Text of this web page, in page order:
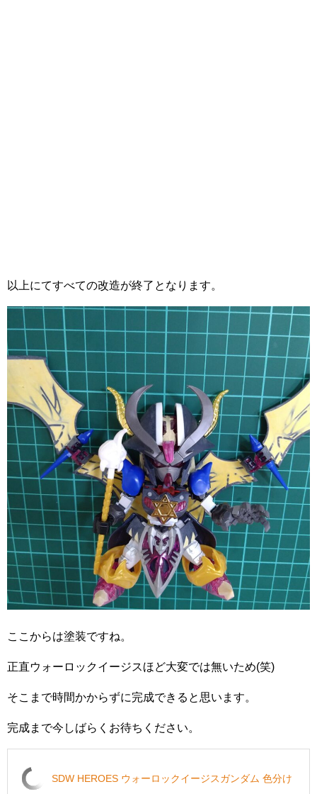
以上にてすべての改造が終了となります。
ここからは塗装ですね。
正直ウォーロックイージスほど大変では無いため(笑)
そこまで時間かからずに完成できると思います。
完成まで今しばらくお待ちください。
SDW HEROES ウォーロックイージスガンダム 色分け